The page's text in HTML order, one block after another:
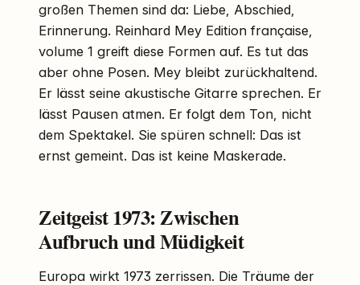
großen Themen sind da: Liebe, Abschied,
Erinnerung. Reinhard Mey Edition française,
volume 1 greift diese Formen auf. Es tut das
aber ohne Posen. Mey bleibt zurückhaltend.
Er lässt seine akustische Gitarre sprechen. Er
lässt Pausen atmen. Er folgt dem Ton, nicht
dem Spektakel. Sie spüren schnell: Das ist
ernst gemeint. Das ist keine Maskerade.
Zeitgeist 1973: Zwischen
Aufbruch und Müdigkeit
Europa wirkt 1973 zerrissen. Die Träume der